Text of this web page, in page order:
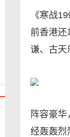
《寒战
前香港还
谦、古天
阵容豪
经轰轰烈